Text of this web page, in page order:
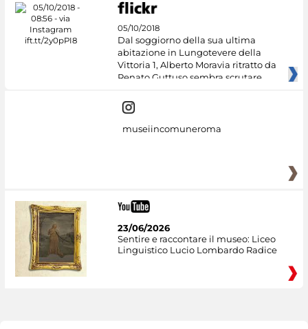
05/10/2018
Dal soggiorno della sua ultima
abitazione in Lungotevere della
Vittoria 1, Alberto Moravia ritratto da
Renato Guttuso sembra scrutare
museiincomuneroma
23/06/2026
Sentire e raccontare il museo: Liceo
Linguistico Lucio Lombardo Radice